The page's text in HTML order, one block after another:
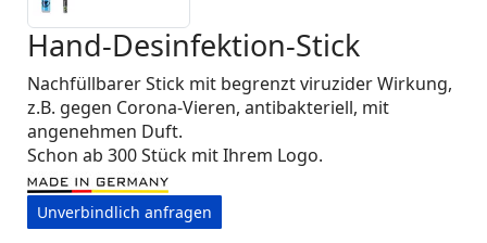
Hand-Desinfektion-Stick
Nachfüllbarer Stick mit begrenzt viruzider Wirkung,
z.B. gegen Corona-Vieren, antibakteriell, mit
angenehmen Duft.
Schon ab 300 Stück mit Ihrem Logo.
Unverbindlich anfragen